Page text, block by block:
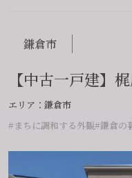
鎌倉市
【中古一戸建】
エリア：鎌倉市
#まちに調和する外観#鎌倉の